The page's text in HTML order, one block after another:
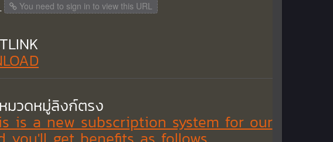
You need to sign in to view this URL
มวดหมู่ลิงก์ตรง
is a new subscription system for our